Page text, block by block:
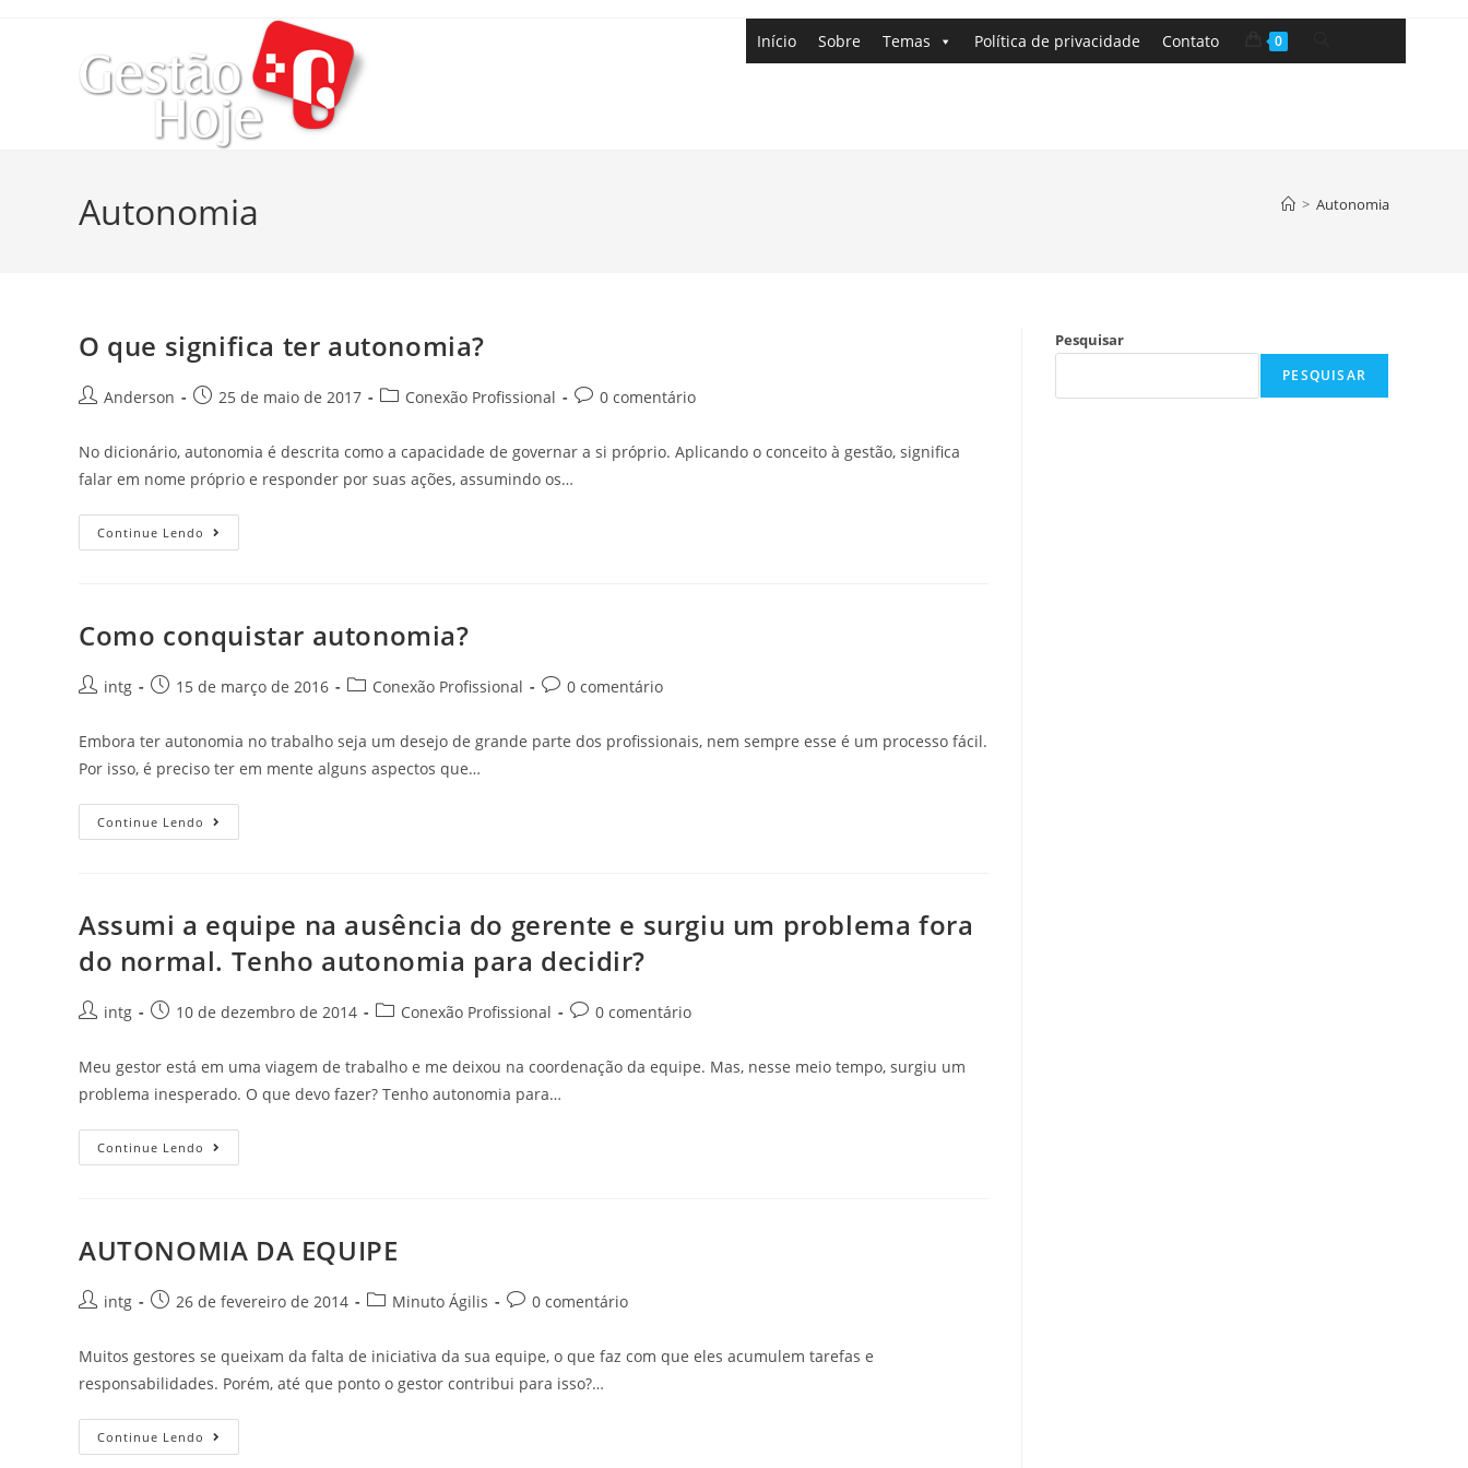
Início Sobre Temas Política de privacidade Contato 0
Autonomia > Autonomia
O que significa ter autonomia?
Anderson 25 de maio de 2017 Conexão Profissional 0 comentário
No dicionário, autonomia é descrita como a capacidade de governar a si próprio. Aplicando o conceito à gestão, significa
falar em nome próprio e responder por suas ações, assumindo os…
Continue Lendo
Como conquistar autonomia?
intg 15 de março de 2016 Conexão Profissional 0 comentário
Embora ter autonomia no trabalho seja um desejo de grande parte dos profissionais, nem sempre esse é um processo fácil.
Por isso, é preciso ter em mente alguns aspectos que…
Continue Lendo
Assumi a equipe na ausência do gerente e surgiu um problema fora
do normal. Tenho autonomia para decidir?
intg 10 de dezembro de 2014 Conexão Profissional 0 comentário
Meu gestor está em uma viagem de trabalho e me deixou na coordenação da equipe. Mas, nesse meio tempo, surgiu um
problema inesperado. O que devo fazer? Tenho autonomia para…
Continue Lendo
AUTONOMIA DA EQUIPE
intg 26 de fevereiro de 2014 Minuto Ágilis 0 comentário
Muitos gestores se queixam da falta de iniciativa da sua equipe, o que faz com que eles acumulem tarefas e
responsabilidades. Porém, até que ponto o gestor contribui para isso?…
Continue Lendo
Pesquisar
PESQUISAR